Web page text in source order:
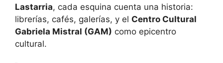
Lastarria, cada esquina cuenta una historia:
librerías, cafés, galerías, y el Centro Cultural
Gabriela Mistral (GAM) como epicentro
cultural.